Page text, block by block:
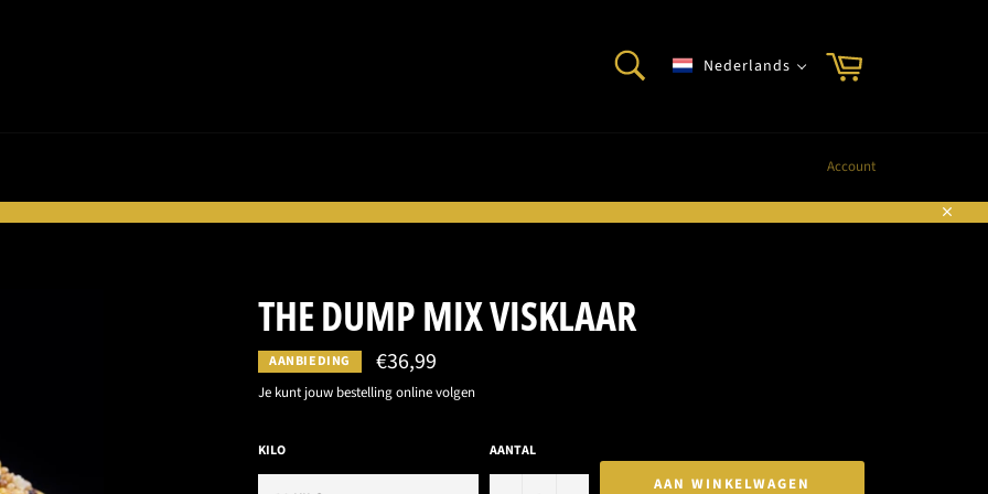
Nederlands
Account
THE DUMP MIX VISKLAAR
AANBIEDING €36,99
prijs
Je kunt jouw bestelling online volgen
KILO AANTAL
AAN WINKELWAGEN